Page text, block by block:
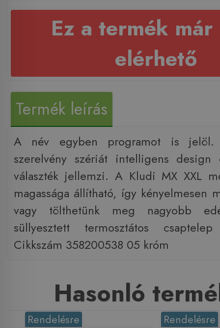
Ez a termék már
elérhető
Termék leírás
A név egyben programot is jelöl.
szerelvény szériát intelligens design
választék jellemzi. A Kludi MX XXL
magassága állítható, így kényelmesen
vagy tölthetünk meg nagyobb
süllyesztett termosztátos csaptelep
Cikkszám 358200538 05 króm
Hasonló
Rendelésre Rendelésre